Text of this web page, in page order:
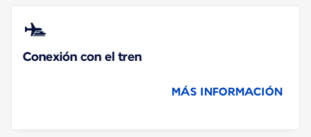
Conexión con el tren
MÁS INFORMACIÓN